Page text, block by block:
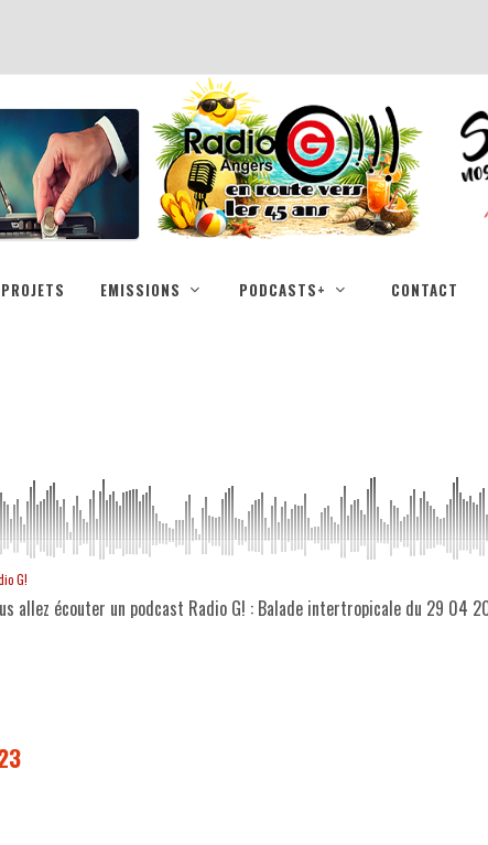
EMISSIONS PODCASTS+ CONTACT
G!
allez écouter un podcast Radio G! : Balade intertropicale du 29 04